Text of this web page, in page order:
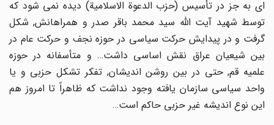
اى به جز در تأسیس (حزب الدعوة الاسلامیة) دیده نمى شود که
توسط شهید آیت اللّه سید محمد باقر صدر و همراهانش, شکل
گرفت و در پیدایش حرکت سیاسى در حوزه نجف و حرکت عام در
بین شیعیان عراق نقش اساسى داشت… و متأسفانه در حوزه
علمیه قم, حتى در بین روشن اندیشان, تفکر تشکل حزبى و یا
واحد سیاسى سازمان یافته وجود نداشت که ظاهراً تا امروز هم
این نوع اندیشه غیر حزبى حاکم است…